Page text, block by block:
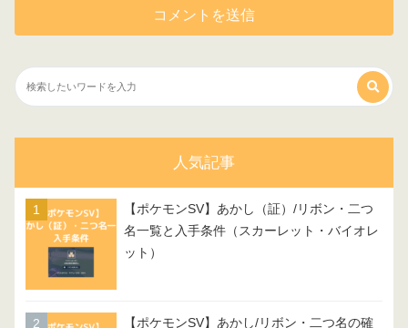
人気記事
【ポケモンSV】あかし（証）/リボン・二つ
名一覧と入手条件（スカーレット・バイオレ
ット）
【ポケモンSV】あかし/リボン・二つ名の確